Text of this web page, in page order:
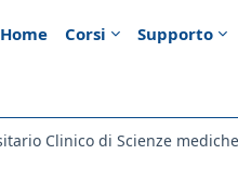
Home
Corsi Supporto